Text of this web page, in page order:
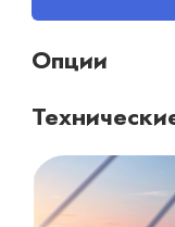
Опции